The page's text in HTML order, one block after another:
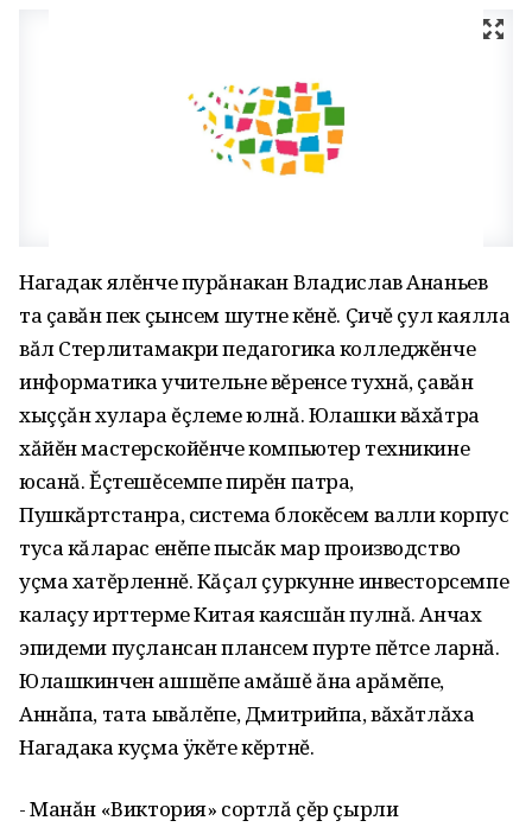
Нагадак ялĕнче пурăнакан Владислав Ананьев
та çавăн пек çынсем шутне кĕнĕ. Çичĕ çул каялла
вăл Стерлитамакри педагогика колледжĕнче
информатика учительне вĕренсе тухнă, çавăн
хыççăн хулара ĕçлеме юлнă. Юлашки вăхăтра
хăйĕн мастерскойĕнче компьютер техникине
юсанă. Ĕçтешĕсемпе пирĕн патра,
Пушкăртстанра, система блокĕсем валли корпус
туса кăларас енĕпе пысăк мар производство
уçма хатĕрленнĕ. Кăçал çуркунне инвесторсемпе
калаçу ирттерме Китая каясшăн пулнă. Анчах
эпидеми пуçлансан плансем пурте пĕтсе ларнă.
Юлашкинчен ашшĕпе амăшĕ ăна арăмĕпе,
Аннăпа, тата ывăлĕпе, Дмитрийпа, вăхăтлăха
Нагадака куçма ÿкĕте кĕртнĕ.
- Манăн «Виктория» сортлă çĕр çырли